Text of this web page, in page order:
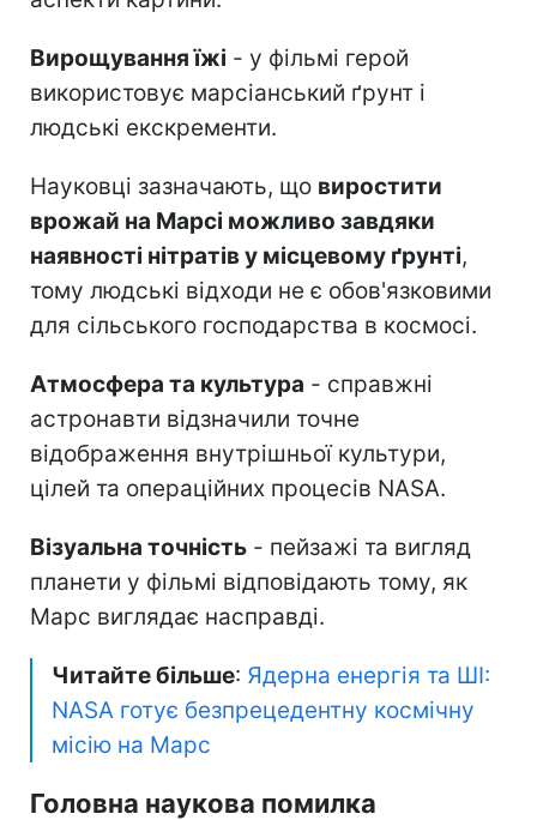
Вирощування їжі - у фільмі герой
використовує марсіанський ґрунт і
людські екскременти.
Науковці зазначають, що виростити
врожай на Марсі можливо завдяки
наявності нітратів у місцевому ґрунті,
тому людські відходи не є обов'язковими
для сільського господарства в космосі.
Атмосфера та культура - справжні
астронавти відзначили точне
відображення внутрішньої культури,
цілей та операційних процесів NASA.
Візуальна точність - пейзажі та вигляд
планети у фільмі відповідають тому, як
Марс виглядає насправді.
Читайте більше: Ядерна енергія та ШІ:
NASA готує безпрецедентну космічну
місію на Марс
Головна наукова помилка